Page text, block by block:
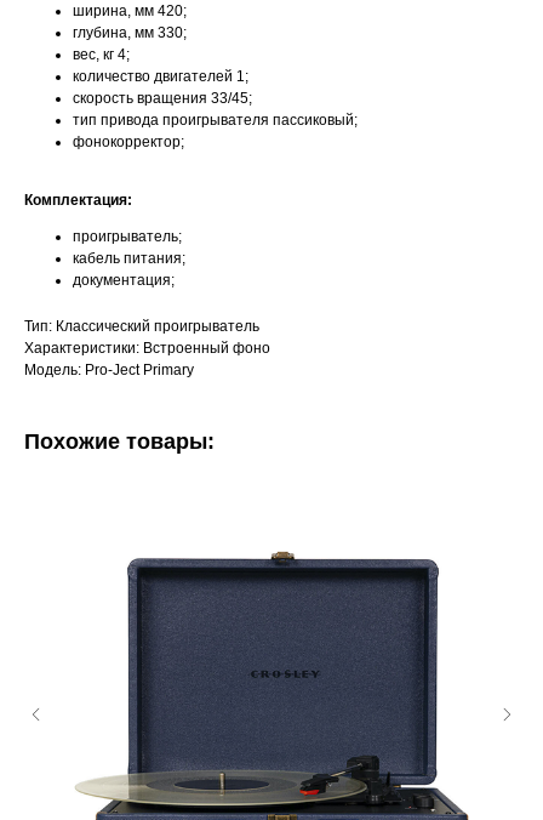
ширина, мм 420;
глубина, мм 330;
вес, кг 4;
количество двигателей 1;
скорость вращения 33/45;
тип привода проигрывателя пасcиковый;
фонокорректор;
Комплектация:
проигрыватель;
кабель питания;
документация;
Тип: Классический проигрыватель
Характеристики: Встроенный фоно
Модель: Pro-Ject Primary
Похожие товары: